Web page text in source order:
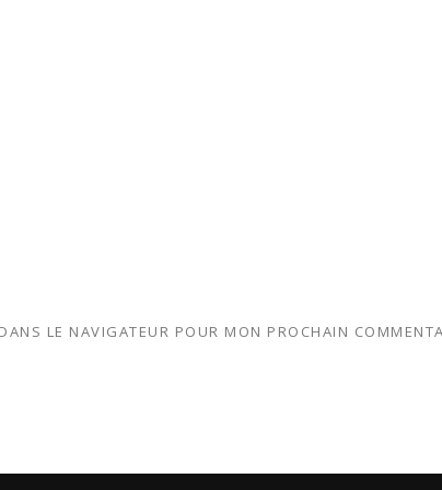
LE NAVIGATEUR POUR MON PROCHAIN